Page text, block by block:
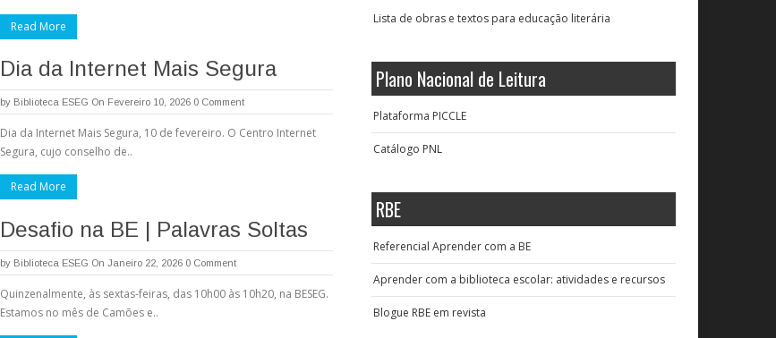
Read More
Dia da Internet Mais Segura
by Biblioteca ESEG On Fevereiro 10, 2026 0 Comment
Dia da Internet Mais Segura, 10 de fevereiro. O Centro Internet
Segura, cujo conselho de..
Read More
Desafio na BE | Palavras Soltas
by Biblioteca ESEG On Janeiro 22, 2026 0 Comment
Quinzenalmente, às sextas-feiras, das 10h00 às 10h20, na BESEG.
Estamos no mês de Camões e..
Lista de obras e textos para educação literária
Plano Nacional de Leitura
Plataforma PICCLE
Catálogo PNL
RBE
Referencial Aprender com a BE
Aprender com a biblioteca escolar: atividades e recursos
Blogue RBE em revista